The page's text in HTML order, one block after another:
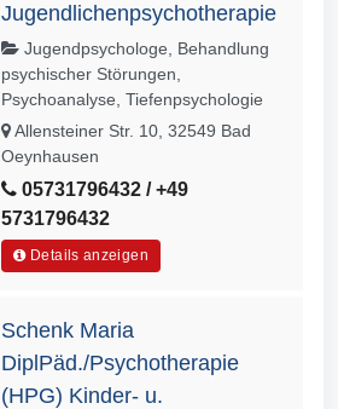
Jugendlichenpsychotherapie
Jugendpsychologe, Behandlung
psychischer Störungen,
Psychoanalyse, Tiefenpsychologie
Allensteiner Str. 10, 32549 Bad
Oeynhausen
05731796432 / +49
5731796432
Details anzeigen
Schenk Maria
DiplPäd./Psychotherapie
(HPG) Kinder- u.